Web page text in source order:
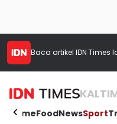
Baca artikel IDN Times
HomeFoodNewsSport